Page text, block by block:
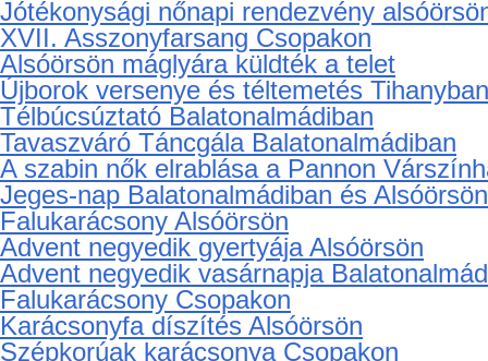
Csopaki Boros Toros
Nemzeti ünnep Alsóörsön
Nemzeti ünnep Balatonalmádiban
Nemzeti ünnep Tihanyban
Nemzeti ünnep Csopakon
Jótékonysági nőnapi rendezvény
XVII. Asszonyfarsang Csopakon
Alsóörsön máglyára küldték a telet
Újborok versenye és téltemetés Tihanyban
Télbúcsúztató Balatonalmádiban
Tavaszváró Táncgála Balatonalmádiban
A szabin nők elrablása a Pannon
Jeges-nap Balatonalmádiban és
Falukarácsony Alsóörsön